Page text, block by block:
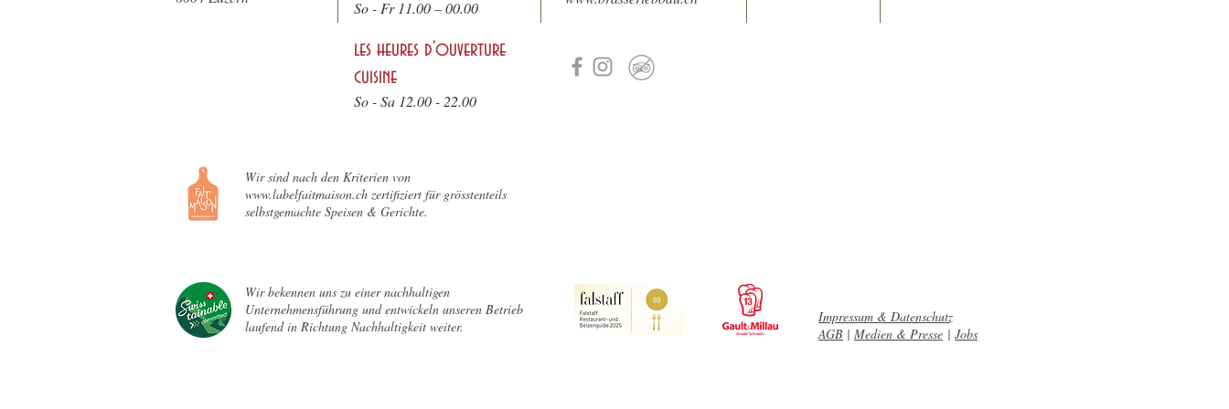
So - Fr 11.00 – 00.00
les heures d'ouverture
cuisine
So - Sa 12.00 - 22.00
Wir sind nach den Kriterien von
www.labelfaitmaison.ch zertifiziert für grösstenteils
selbstgemachte Speisen & Gerichte.
Wir bekennen uns zu einer nachhaltigen
Unternehmensführung und entwickeln unseren Betrieb
laufend in Richtung Nachhaltigkeit weiter.
Impressum & Datenschutz
AGB | Medien & Presse | Jobs